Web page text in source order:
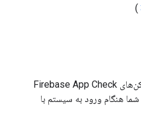
)
نسخه بتا با پشتیبانی از توکن‌های Firebase App Check
هنگام ورود به سیستم با